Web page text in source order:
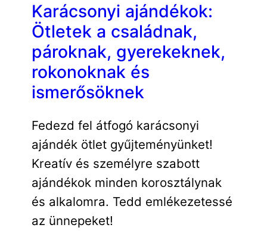
Karácsonyi ajándékok:
Ötletek a családnak,
pároknak, gyerekeknek,
rokonoknak és
ismerősöknek
Fedezd fel átfogó karácsonyi
ajándék ötlet gyűjteményünket!
Kreatív és személyre szabott
ajándékok minden korosztálynak
és alkalomra. Tedd emlékezetessé
az ünnepeket!